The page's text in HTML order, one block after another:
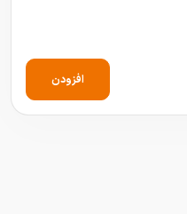
افزودن